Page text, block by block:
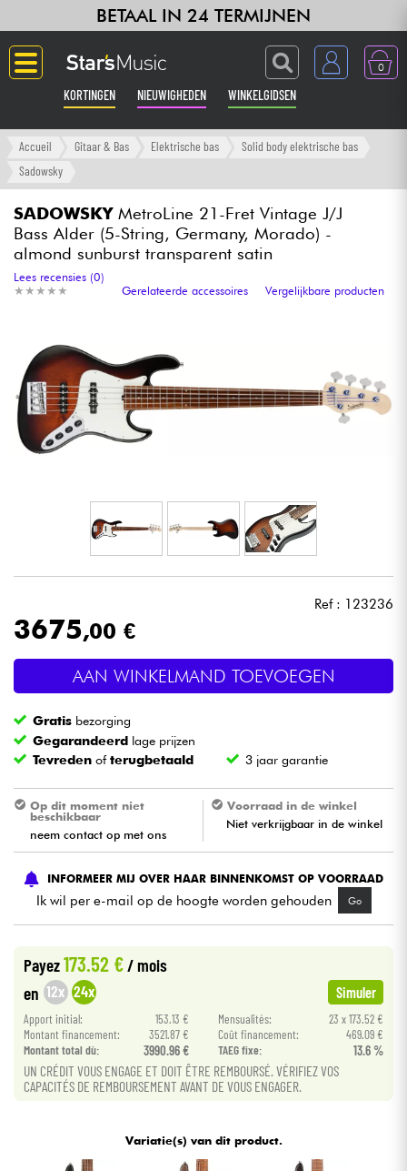
BETAAL IN 24 TERMIJNEN
0
KORTINGEN NIEUWIGHEDEN WINKELGIDSEN
Langue
Versterker & Effecten
Toetsenbord & Piano
Home-studio
Hoofdtelefoon
Licht
Drums & percussie
Blaasinstrument
Viool & Quatuor
Kinderen
HiFi
Sets
Accueil Gitaar & Bas Elektrische bas
Solid body elektrische bas
Sadowsky
SADOWSKYMetroLine 21-Fret Vintage J/J
Bass Alder (5-String, Germany, Morado) -
almond sunburst transparent satin
★ ★ ★ ★ ★
★ ★ ★ ★ ★
Lees recensies (0)
Gerelateerde accessoires
Vergelijkbare producten
Ref : 123236
3675,00 €
AAN WINKELMAND TOEVOEGEN
Gratis bezorging
Gegarandeerd lage prijzen
Tevreden ofterugbetaald 3 jaar garantie
Op dit moment niet
beschikbaar
neem contact op met ons
Voorraad in de winkel
Niet verkrijgbaar in de winkel
INFORMEER MIJ OVER HAAR BINNENKOMST OP VOORRAAD
Ik wil per e-mail op de hoogte worden gehouden Go
Payez173.52 € / mois
en 12x 24x Simuler
Apport initial: 153.13 € Mensualités:
23 x 173.52 €
Montant financement:
3521.87 € Coût financement:
469.09 €
Montant total dù:
3990.96 € TAEG fixe: 13.6 %
UN CRÉDIT VOUS ENGAGE ET DOIT ÊTRE REMBOURSÉ. VÉRIFIEZ VOS
CAPACITÉS DE REMBOURSEMENT AVANT DE VOUS ENGAGER.
Variatie(s) van dit product.